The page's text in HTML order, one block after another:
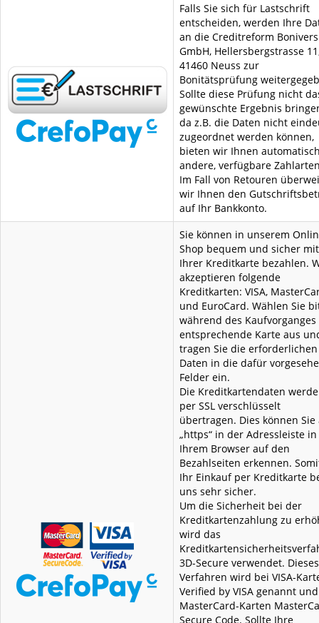
Falls Sie sich für Lastschrift
entscheiden, werden Ihre
an die Creditreform
GmbH, Hellersbergstrasse
41460 Neuss zur
Bonitätsprüfung
Sollte diese Prüfung nicht
gewünschte Ergebnis
da z.B. die Daten nicht
zugeordnet werden können,
bieten wir Ihnen
andere, verfügbare
Im Fall von Retouren
wir Ihnen den
auf Ihr Bankkonto.
Sie können in unserem
Shop bequem und sicher mit
Ihrer Kreditkarte bezahlen.
akzeptieren folgende
Kreditkarten: VISA,
und EuroCard. Wählen Sie
während des
entsprechende Karte aus
tragen Sie die erforderlichen
Daten in die dafür
Felder ein.
Die Kreditkartendaten
per SSL verschlüsselt
übertragen. Dies können Sie
„https“ in der Adressleiste in
Ihrem Browser auf den
Bezahlseiten erkennen.
Ihr Einkauf per Kreditkarte
uns sehr sicher.
Um die Sicherheit bei der
Kreditkartenzahlung zu
wird das
3D-Secure verwendet. Dieses
Verfahren wird bei VISA-
Verified by VISA genannt
MasterCard-Karten
Secure Code. Sollte Ihre